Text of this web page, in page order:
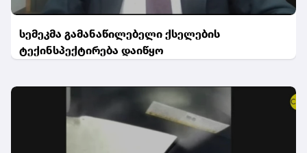
სემეკმა გამანაწილებელი ქსელების
ტექინსპექტირება დაიწყო